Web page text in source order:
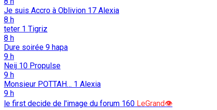
Je suis Accro à Oblivion 17 Alexia
8 h
teter 1 Tigriz
8 h
Dure soirée 9 hapa
9 h
Neij 10 Propulse
9 h
Monsieur POTTAH… 1 Alexia
9 h
le first decide de l'image du forum 160 LeGrand👁️